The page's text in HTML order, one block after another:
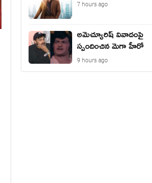
7 hours ago
అమెచ్యూరిష్ వివాదంపై
స్పందించిన మెగా హీరో
9 hours ago